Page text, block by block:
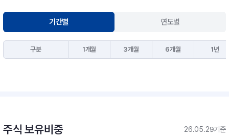
기간별 연도별
구분 1개월 3개월 6개월 1년
주식 보유비중 26.05.29기준